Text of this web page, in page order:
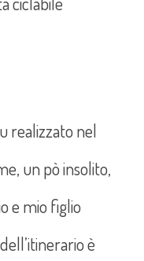
realizzato nel
un pò insolito,
e mio figlio
è